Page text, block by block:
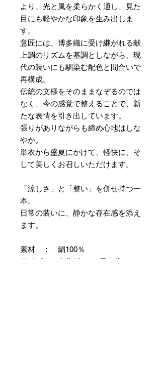
より、光と風を柔らかく通し、見た
目にも軽やかな印象を生み出しま
す。
意匠には、博多織に受け継がれる献
上調のリズムを基調としながら、現
代の装いにも馴染む配色と間合いで
再構成。
伝統の文様をそのままなぞるのでは
なく、今の感覚で整えることで、新
たな表情を引き出しています。
張りがありながらも締め心地はしな
やか。
単衣から盛夏にかけて、軽快に、そ
して美しくお召しいただけます。
「涼しさ」と「整い」を併せ持つ一
本。
日常の装いに、静かな存在感を添え
ます。
素材 ： 絹100％
サイズ： 巾約16cm 長さ約